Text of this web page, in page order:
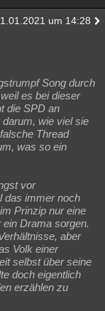
um 14:28
Song durch
es bei dieser
die SPD an
wie viel sie
Thread
was so ein
vor
das immer noch
Prinzip nur eine
Drama sorgen.
aber
Volk einer
selbst über seine
doch eigentlich
erzählen zu